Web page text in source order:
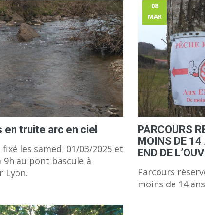
en truite arc en ciel
fixé les samedi 01/03/2025 et
9h au pont bascule à
Lyon.
08
MAR
PARCOURS
MOINS DE 14
END DE
Parcours
moins de 14